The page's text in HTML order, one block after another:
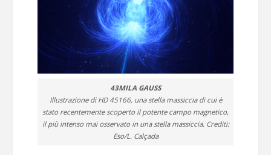
43MILA GAUSS
Illustrazione di HD 45166, una stella massiccia di cui è
stato recentemente scoperto il potente campo magnetico,
il più intenso mai osservato in una stella massiccia. Crediti:
Eso/L. Calçada